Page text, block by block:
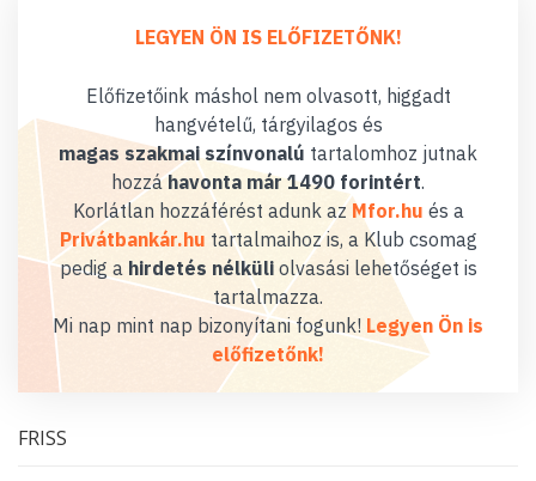
LEGYEN ÖN IS ELŐFIZETŐNK!
Előfizetőink máshol nem olvasott, higgadt
hangvételű, tárgyilagos és
magas szakmai színvonalú tartalomhoz jutnak
hozzáhavonta már 1490 forintért.
Korlátlan hozzáférést adunk az Mfor.hu és a
Privátbankár.hu tartalmaihoz is, a Klub csomag
pedig a hirdetés nélküliolvasási lehetőséget is
tartalmazza.
Mi nap mint nap bizonyítani fogunk! Legyen Ön is
előfizetőnk!
FRISS